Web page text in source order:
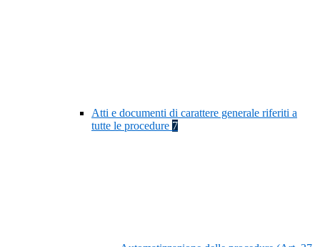
Atti e documenti di carattere generale riferiti a
tutte le procedure 7